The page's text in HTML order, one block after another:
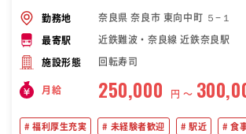
勤務地 奈良県 奈良市 東向中町 ５−１
最寄駅 近鉄難波・奈良線 近鉄奈良駅
施設形態 回転寿司
月給 250,000 円 〜
福利厚生充実 未経験者歓迎 駅近 食